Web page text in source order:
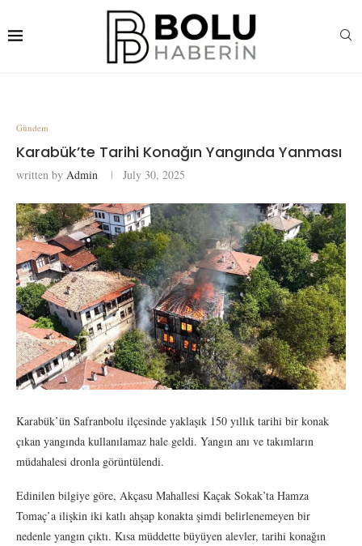
Gündem
Karabük’te Tarihi Konağın Yangında Yanması
written by Admin July 30, 2025
Karabük’ün Safranbolu ilçesinde yaklaşık 150 yıllık tarihi bir konak
çıkan yangında kullanılamaz hale geldi. Yangın anı ve takımların
müdahalesi dronla görüntülendi.
Edinilen bilgiye göre, Akçasu Mahallesi Kaçak Sokak’ta Hamza
Tomaç’a ilişkin iki katlı ahşap konakta şimdi belirlenemeyen bir
nedenle yangın çıktı. Kısa müddette büyüyen alevler, tarihi konağın